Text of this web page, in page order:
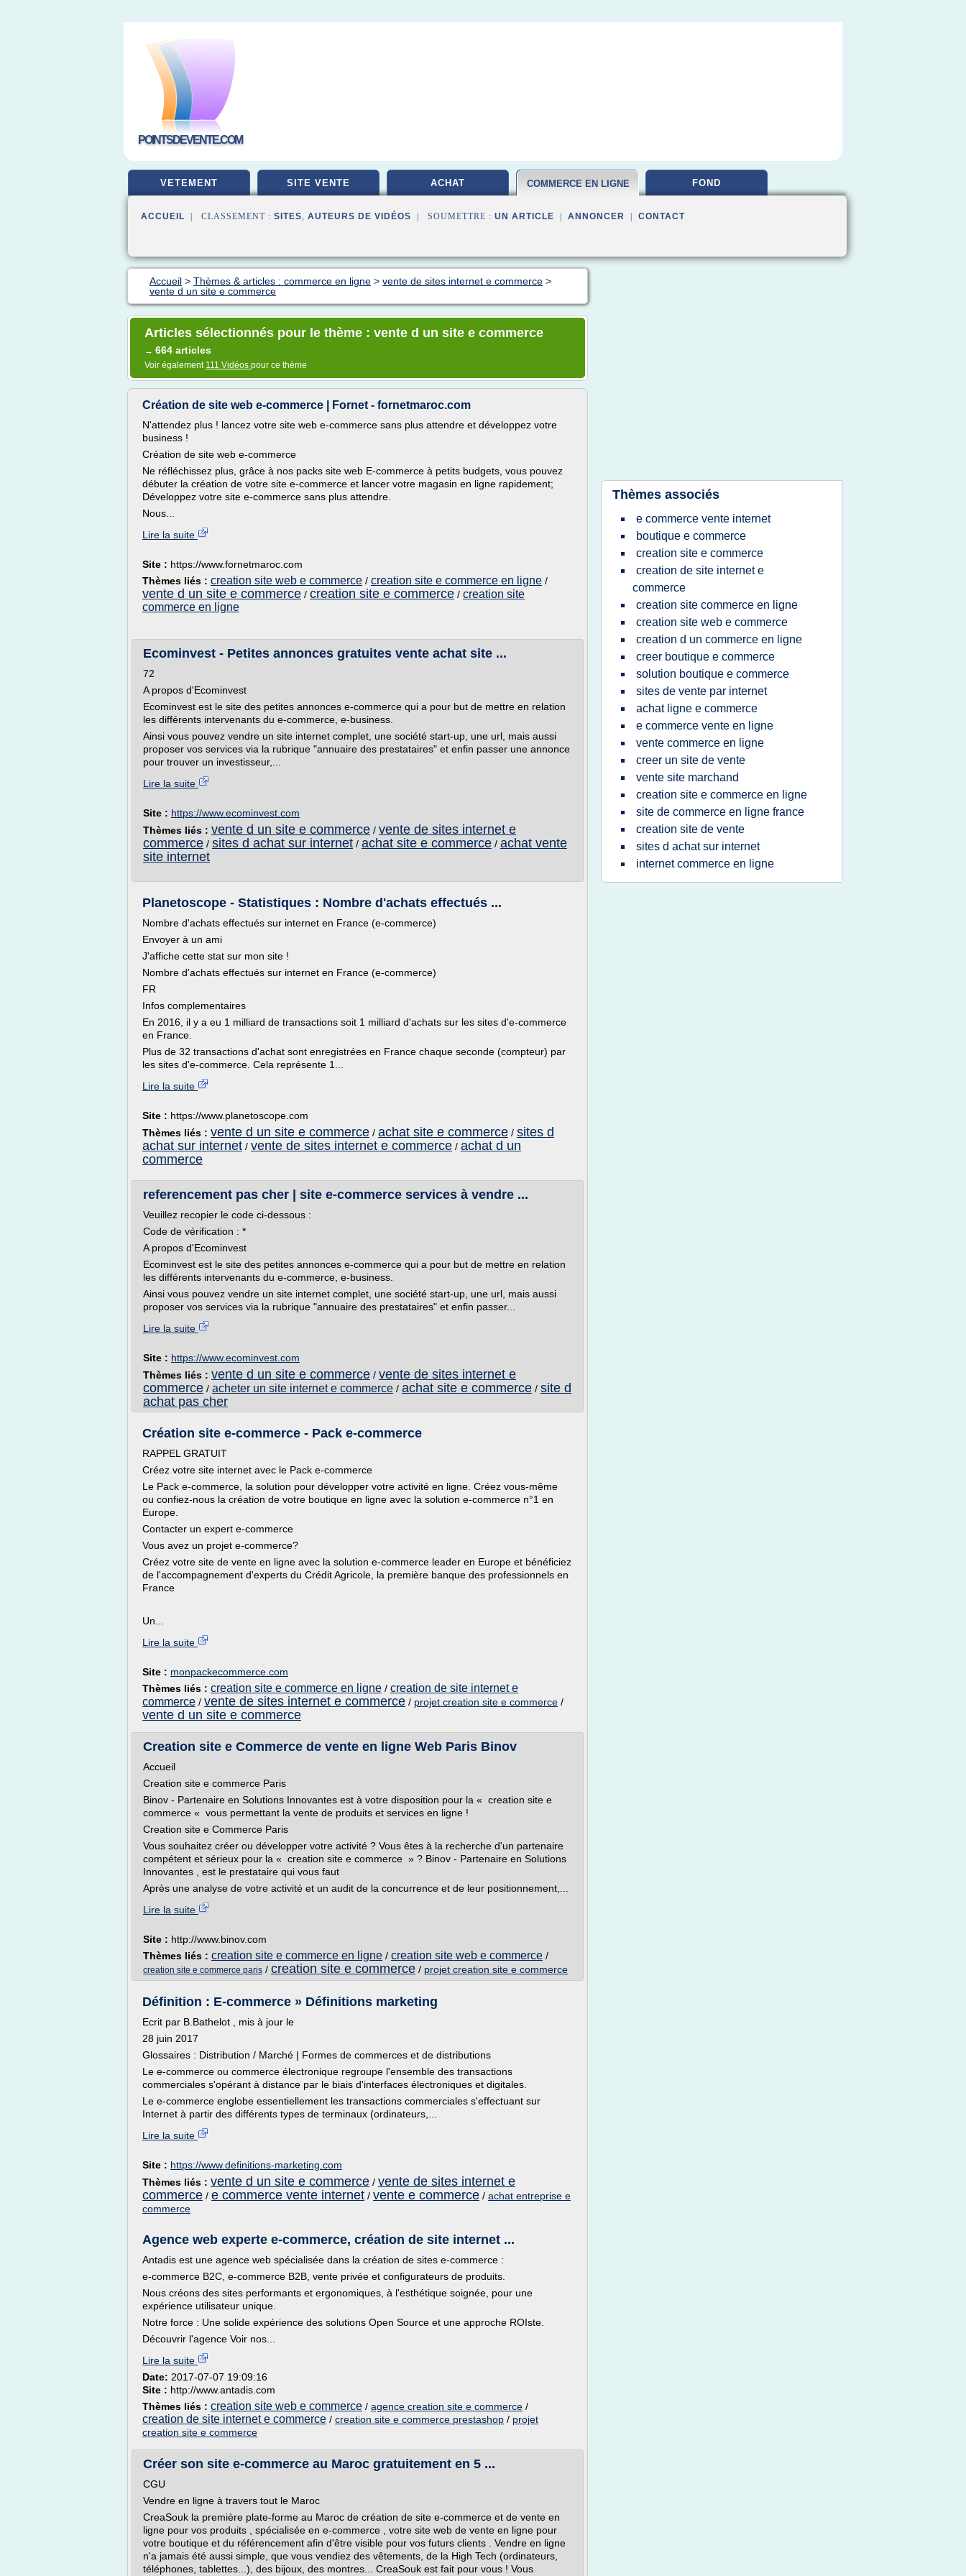
POINTSDEVENTE.COM
VETEMENT SITE VENTE ACHAT COMMERCE EN LIGNE FOND
ACCUEIL | CLASSEMENT : SITES, AUTEURS DE VIDÉOS | SOUMETTRE : UN ARTICLE ANNONCER CONTACT
Accueil > Thèmes & articles : commerce en ligne > vente de sites internet e commerce >
vente d un site e commerce
Articles sélectionnés pour le thème : vente d un site e commerce
→ 664 articles
Voir également 111 Vidéos pour ce thème
Création de site web e-commerce | Fornet - fornetmaroc.com
N'attendez plus ! lancez votre site web e-commerce sans plus attendre et développez votre
business !
Création de site web e-commerce
Ne réfléchissez plus, grâce à nos packs site web E-commerce à petits budgets, vous pouvez
débuter la création de votre site e-commerce et lancer votre magasin en ligne rapidement;
Développez votre site e-commerce sans plus attendre.
Nous...
Lire la suite
Site : https://www.fornetmaroc.com
Thèmes liés : creation site web e commerce / creation site e commerce en ligne /
vente d un site e commerce / creation site e commerce / creation site
commerce en ligne
Ecominvest - Petites annonces gratuites vente achat site ...
72
A propos d'Ecominvest
Ecominvest est le site des petites annonces e-commerce qui a pour but de mettre en relation
les différents intervenants du e-commerce, e-business.
Ainsi vous pouvez vendre un site internet complet, une société start-up, une url, mais aussi
proposer vos services via la rubrique "annuaire des prestataires" et enfin passer une annonce
pour trouver un investisseur,...
Lire la suite
Site : https://www.ecominvest.com
Thèmes liés : vente d un site e commerce / vente de sites internet e
commerce / sites d achat sur internet / achat site e commerce / achat vente
site internet
Planetoscope - Statistiques : Nombre d'achats effectués ...
Nombre d'achats effectués sur internet en France (e-commerce)
Envoyer à un ami
J'affiche cette stat sur mon site !
Nombre d'achats effectués sur internet en France (e-commerce)
FR
Infos complementaires
En 2016, il y a eu 1 milliard de transactions soit 1 milliard d'achats sur les sites d'e-commerce
en France.
Plus de 32 transactions d'achat sont enregistrées en France chaque seconde (compteur) par
les sites d'e-commerce. Cela représente 1...
Lire la suite
Site : https://www.planetoscope.com
Thèmes liés : vente d un site e commerce / achat site e commerce / sites d
achat sur internet / vente de sites internet e commerce / achat d un
commerce
referencement pas cher | site e-commerce services à vendre ...
Veuillez recopier le code ci-dessous :
Code de vérification : *
A propos d'Ecominvest
Ecominvest est le site des petites annonces e-commerce qui a pour but de mettre en relation
les différents intervenants du e-commerce, e-business.
Ainsi vous pouvez vendre un site internet complet, une société start-up, une url, mais aussi
proposer vos services via la rubrique "annuaire des prestataires" et enfin passer...
Lire la suite
Site : https://www.ecominvest.com
Thèmes liés : vente d un site e commerce / vente de sites internet e
commerce / acheter un site internet e commerce / achat site e commerce / site d
achat pas cher
Création site e-commerce - Pack e-commerce
RAPPEL GRATUIT
Créez votre site internet avec le Pack e-commerce
Le Pack e-commerce, la solution pour développer votre activité en ligne. Créez vous-même
ou confiez-nous la création de votre boutique en ligne avec la solution e-commerce n°1 en
Europe.
Contacter un expert e-commerce
Vous avez un projet e-commerce?
Créez votre site de vente en ligne avec la solution e-commerce leader en Europe et bénéficiez
de l'accompagnement d'experts du Crédit Agricole, la première banque des professionnels en
France
Un...
Lire la suite
Site : monpackecommerce.com
Thèmes liés : creation site e commerce en ligne / creation de site internet e
commerce / vente de sites internet e commerce / projet creation site e commerce /
vente d un site e commerce
Creation site e Commerce de vente en ligne Web Paris Binov
Accueil
Creation site e commerce Paris
Binov - Partenaire en Solutions Innovantes est à votre disposition pour la « creation site e
commerce « vous permettant la vente de produits et services en ligne !
Creation site e Commerce Paris
Vous souhaitez créer ou développer votre activité ? Vous êtes à la recherche d'un partenaire
compétent et sérieux pour la « creation site e commerce » ? Binov - Partenaire en Solutions
Innovantes , est le prestataire qui vous faut
Après une analyse de votre activité et un audit de la concurrence et de leur positionnement,...
Lire la suite
Site : http://www.binov.com
Thèmes liés : creation site e commerce en ligne / creation site web e commerce /
creation site e commerce paris / creation site e commerce / projet creation site e commerce
Définition : E-commerce » Définitions marketing
Ecrit par B.Bathelot , mis à jour le
28 juin 2017
Glossaires : Distribution / Marché | Formes de commerces et de distributions
Le e-commerce ou commerce électronique regroupe l'ensemble des transactions
commerciales s'opérant à distance par le biais d'interfaces électroniques et digitales.
Le e-commerce englobe essentiellement les transactions commerciales s'effectuant sur
Internet à partir des différents types de terminaux (ordinateurs,...
Lire la suite
Site : https://www.definitions-marketing.com
Thèmes liés : vente d un site e commerce / vente de sites internet e
commerce / e commerce vente internet / vente e commerce / achat entreprise e
commerce
Agence web experte e-commerce, création de site internet ...
Antadis est une agence web spécialisée dans la création de sites e-commerce :
e-commerce B2C, e-commerce B2B, vente privée et configurateurs de produits.
Nous créons des sites performants et ergonomiques, à l'esthétique soignée, pour une
expérience utilisateur unique.
Notre force : Une solide expérience des solutions Open Source et une approche ROIste.
Découvrir l'agence Voir nos...
Lire la suite
Date: 2017-07-07 19:09:16
Site : http://www.antadis.com
Thèmes liés : creation site web e commerce / agence creation site e commerce /
creation de site internet e commerce / creation site e commerce prestashop / projet
creation site e commerce
Créer son site e-commerce au Maroc gratuitement en 5 ...
CGU
Vendre en ligne à travers tout le Maroc
CreaSouk la première plate-forme au Maroc de création de site e-commerce et de vente en
ligne pour vos produits , spécialisée en e-commerce , votre site web de vente en ligne pour
votre boutique et du référencement afin d'être visible pour vos futurs clients . Vendre en ligne
n'a jamais été aussi simple, que vous vendiez des vêtements, de la High Tech (ordinateurs,
téléphones, tablettes...), des bijoux, des montres... CreaSouk est fait pour vous ! Vous
Thèmes associés
e commerce vente internet
boutique e commerce
creation site e commerce
creation de site internet e
commerce
creation site commerce en ligne
creation site web e commerce
creation d un commerce en ligne
creer boutique e commerce
solution boutique e commerce
sites de vente par internet
achat ligne e commerce
e commerce vente en ligne
vente commerce en ligne
creer un site de vente
vente site marchand
creation site e commerce en ligne
site de commerce en ligne france
creation site de vente
sites d achat sur internet
internet commerce en ligne